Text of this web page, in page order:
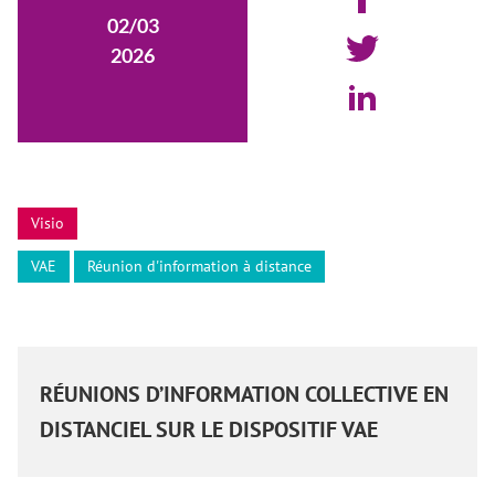
02/03
2026
Visio
VAE Réunion d'information à distance
RÉUNIONS D’INFORMATION COLLECTIVE EN
DISTANCIEL SUR LE DISPOSITIF VAE